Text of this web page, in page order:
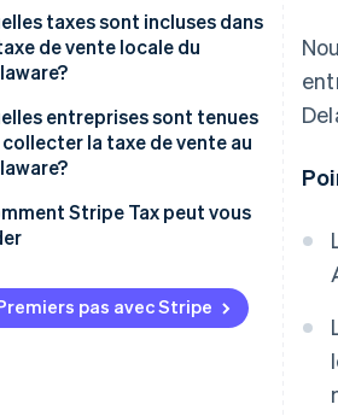
taxes sont incluses dans
de vente locale du
entreprises sont tenues
collecter la taxe de vente au
Stripe Tax peut vous
pas avec Stripe